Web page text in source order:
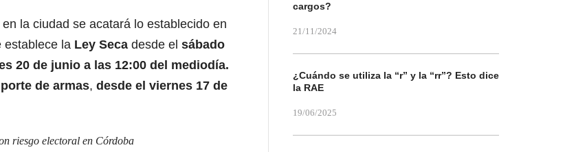
la ciudad se acatará lo establecido en
establece la Ley Seca desde el sábado
20 de junio a las 12:00 del mediodía.
de armas, desde el viernes 17 de
riesgo electoral en Córdoba
cargos?
21/11/2024
¿Cuándo se utiliza la “r” y la “rr”? Esto dice
la RAE
19/06/2025